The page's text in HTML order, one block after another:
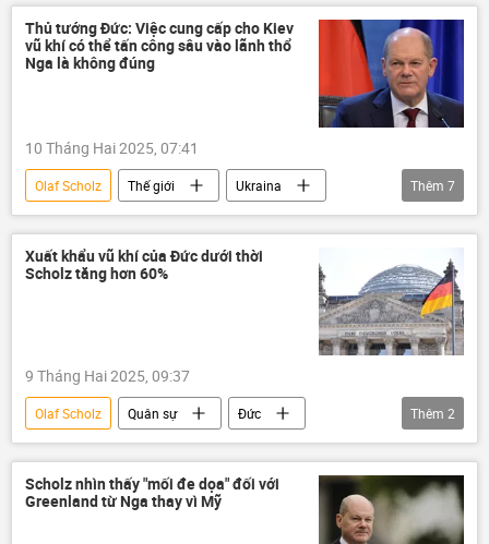
Hoa Kỳ
Đức Châu Âu
Thủ tướng Đức: Việc cung cấp cho Kiev
vũ khí có thể tấn công sâu vào lãnh thổ
Nga là không đúng
10 Tháng Hai 2025, 07:41
Olaf Scholz Thế giới
Ukraina
Nga
Đức NATO
Quân sự
bầu cử
Chiến dịch quân sự đặc biệt tại Ukraina
Thêm 7
Xuất khẩu vũ khí của Đức dưới thời
Scholz tăng hơn 60%
9 Tháng Hai 2025, 09:37
Olaf Scholz Quân sự
Đức
Thế giới
xuất khẩu vũ khí
Thêm 2
Scholz nhìn thấy "mối đe dọa" đối với
Greenland từ Nga thay vì Mỹ